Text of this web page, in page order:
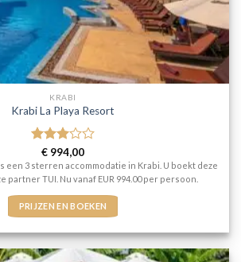
KRABI
Krabi La Playa Resort
Gewaardeerd
3uit 5
€ 994,00
een 3 sterren accommodatie in Krabi. U boekt deze
partner TUI. Nu vanaf EUR 994.00 per persoon.
PRIJZEN EN BOEKEN